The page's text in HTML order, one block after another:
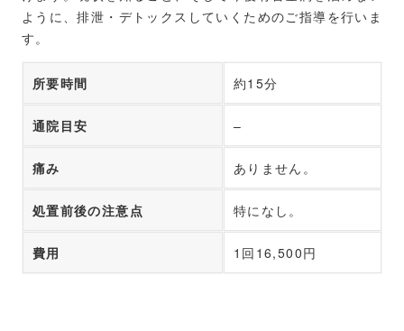
ように、排泄・デトックスしていくためのご指導を行いま
す。
所要時間 約15分
通院目安 –
痛み ありません。
処置前後の注意点 特になし。
費用 1回16,500円